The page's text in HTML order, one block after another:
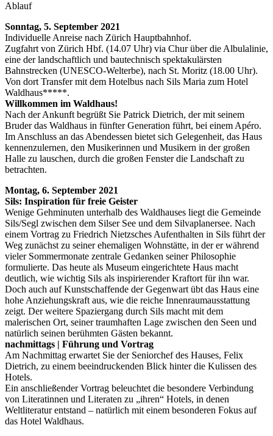
Ablauf
Sonntag, 5. September 2021
Individuelle Anreise nach Zürich Hauptbahnhof.
Zugfahrt von Zürich Hbf. (14.07 Uhr) via Chur über die Albulalinie,
eine der landschaftlich und bautechnisch spektakulärsten
Bahnstrecken (UNESCO-Welterbe), nach St. Moritz (18.00 Uhr).
Von dort Transfer mit dem Hotelbus nach Sils Maria zum Hotel
Waldhaus*****.
Willkommen im Waldhaus!
Nach der Ankunft begrüßt Sie Patrick Dietrich, der mit seinem
Bruder das Waldhaus in fünfter Generation führt, bei einem Apéro.
Im Anschluss an das Abendessen bietet sich Gelegenheit, das Haus
kennenzulernen, den Musikerinnen und Musikern in der großen
Halle zu lauschen, durch die großen Fenster die Landschaft zu
betrachten.
Montag, 6. September 2021
Sils: Inspiration für freie Geister
Wenige Gehminuten unterhalb des Waldhauses liegt die Gemeinde
Sils/Segl zwischen dem Silser See und dem Silvaplanersee. Nach
einem Vortrag zu Friedrich Nietzsches Aufenthalten in Sils führt der
Weg zunächst zu seiner ehemaligen Wohnstätte, in der er während
vieler Sommermonate zentrale Gedanken seiner Philosophie
formulierte. Das heute als Museum eingerichtete Haus macht
deutlich, wie wichtig Sils als inspirierender Kraftort für ihn war.
Doch auch auf Kunstschaffende der Gegenwart übt das Haus eine
hohe Anziehungskraft aus, wie die reiche Innenraumausstattung
zeigt. Der weitere Spaziergang durch Sils macht mit dem
malerischen Ort, seiner traumhaften Lage zwischen den Seen und
natürlich seinen berühmten Gästen bekannt.
nachmittags | Führung und Vortrag
Am Nachmittag erwartet Sie der Seniorchef des Hauses, Felix
Dietrich, zu einem beeindruckenden Blick hinter die Kulissen des
Hotels.
Ein anschließender Vortrag beleuchtet die besondere Verbindung
von Literatinnen und Literaten zu „ihren“ Hotels, in denen
Weltliteratur entstand – natürlich mit einem besonderen Fokus auf
das Hotel Waldhaus.